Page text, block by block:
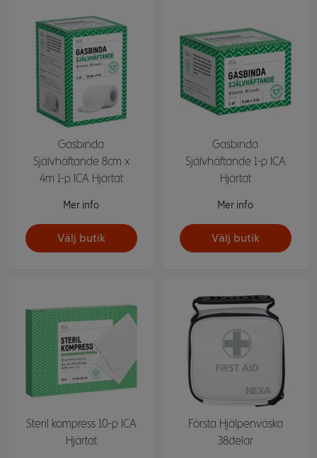
Gasbinda
Självhäftande 8cm x
4m 1-p ICA Hjärtat
Mer info
Välj butik
Gasbinda
Självhäftande 1-p ICA
Hjärtat
Mer info
Välj butik
Steril kompress 10-p ICA
Hjärtat
Första Hjälpenväska
38delar